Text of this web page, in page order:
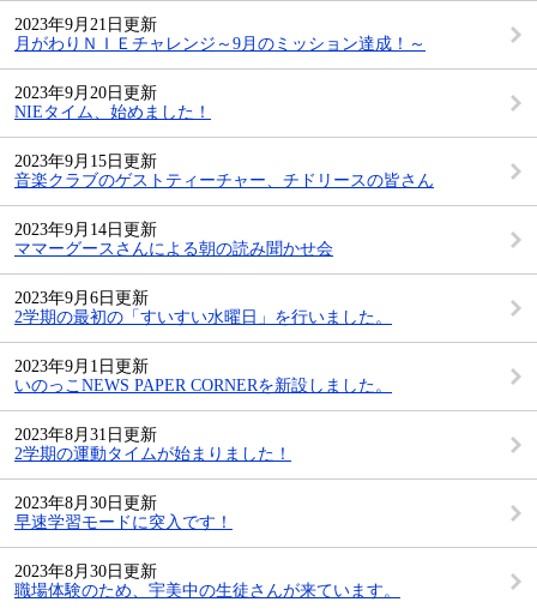
2023年9月21日更新
月がわりＮＩＥチャレンジ～9月のミッション達成！～
2023年9月20日更新
NIEタイム、始めました！
2023年9月15日更新
音楽クラブのゲストティーチャー、チドリースの皆さん
2023年9月14日更新
ママーグースさんによる朝の読み聞かせ会
2023年9月6日更新
2学期の最初の「すいすい水曜日」を行いました。
2023年9月1日更新
いのっこNEWS PAPER CORNERを新設しました。
2023年8月31日更新
2学期の運動タイムが始まりました！
2023年8月30日更新
早速学習モードに突入です！
2023年8月30日更新
職場体験のため、宇美中の生徒さんが来ています。